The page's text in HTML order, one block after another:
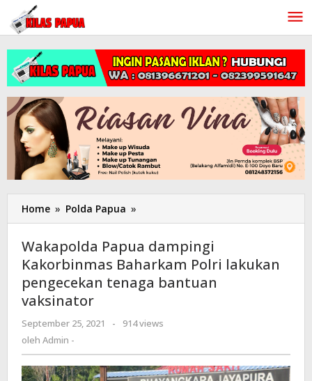
Lewati
konten
Home » Polda Papua »
Papua
dampingi
Kakorbinmas
Baharkam
Polri
tenaga
vaksinator
Wakapolda Papua dampingi
Kakorbinmas Baharkam Polri lakukan
pengecekan tenaga bantuan
vaksinator
September 25, 2021
oleh
-
914 views
oleh Admin -